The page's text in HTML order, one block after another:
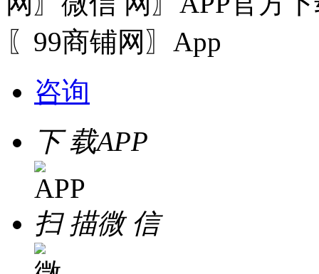
〖99商铺网〗App
咨询
下 载APP
扫 描微 信